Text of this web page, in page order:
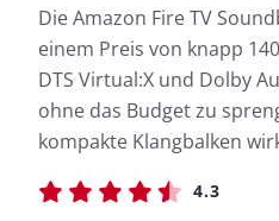
Die Amazon Fire TV
einem Preis von knapp
DTS Virtual:X und Dolby
ohne das Budget zu
kompakte Klangbalken
4.3